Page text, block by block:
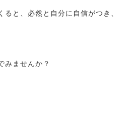
と、必然と自分に自信がつき、
みませんか？